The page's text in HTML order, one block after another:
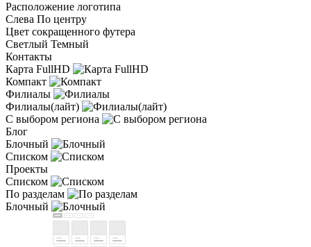
Расположение логотипа
Cлева По центру
Цвет сокращенного футера
Светлый Темный
Контакты
Карта FullHD
Компакт
Филиалы
Филиалы(лайт)
С выбором региона
Блог
Блочный
Списком
Проекты
Списком
По разделам
Блочный